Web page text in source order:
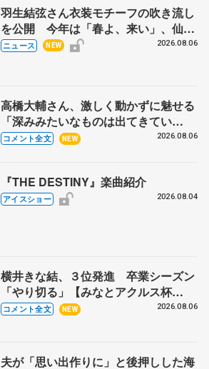
羽生結弦さん衣装モチーフの吹き流し
を公開 今年は「春よ、来い」、仙台
の瑞鳳殿
ニュース NEW 2026.08.06
高橋大輔さん、激しく動かずに魅せる
「深みみたいなものは出てきてい
る？」 〝兄さん〟と慕うレジェンド
コメント全文 NEW 2026.08.06
『THE DESTINY』楽曲紹介
アイスショー 2026.08.04
横井きな結、３位発進 卒業シーズン
「やり切る」【みなとアクルス杯
SP】
コメント全文 NEW 2026.08.06
夫が「思い出作りに」と後押しした海